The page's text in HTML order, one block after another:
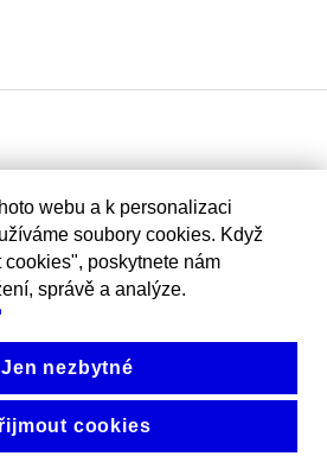
webu a k personalizaci
soubory cookies. Když
cookies", poskytnete nám
správě a analýze.
Jen nezbytné
cookies